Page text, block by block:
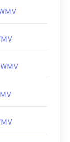
게 변환할 수
우,